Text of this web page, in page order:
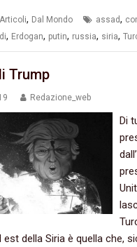
Articoli, Dal Mondo assad,
, Erdogan, putin, russia, siria,
Trump
Redazione_web
Di
est della Siria è quella che,